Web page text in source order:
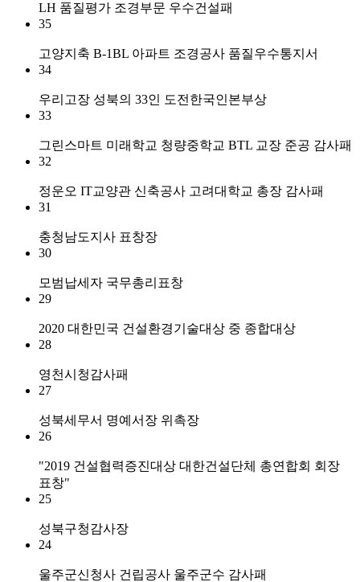
LH 품질평가 조경부문 우수건설패
35
고양지축 B-1BL 아파트 조경공사 품질우수통지서
34
우리고장 성북의 33인 도전한국인본부상
33
그린스마트 미래학교 청량중학교 BTL 교장 준공 감사패
32
정운오 IT교양관 신축공사 고려대학교 총장 감사패
31
충청남도지사 표창장
30
모범납세자 국무총리표창
29
2020 대한민국 건설환경기술대상 중 종합대상
28
영천시청감사패
27
성북세무서 명예서장 위촉장
26
"2019 건설협력증진대상 대한건설단체 총연합회 회장
표창"
25
성북구청감사장
24
울주군신청사 건립공사 울주군수 감사패